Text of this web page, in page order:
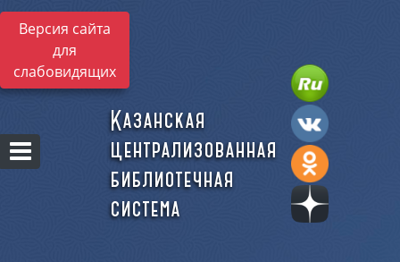
Версия сайта
для
слабовидящих
Казанская
централизованная
библиотечная
система